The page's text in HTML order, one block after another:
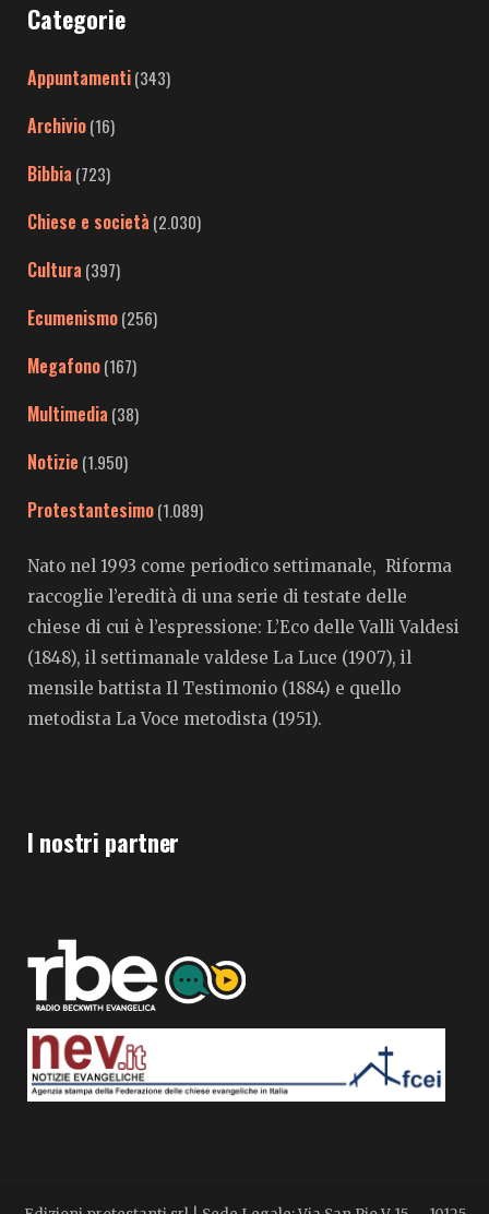
Categorie
Appuntamenti(343)
Archivio(16)
Bibbia (723)
Chiese e società (2.030)
Cultura (397)
Ecumenismo(256)
Megafono(167)
Multimedia (38)
Notizie (1.950)
Protestantesimo(1.089)
Nato nel 1993 come periodico settimanale, Riforma
raccoglie l’eredità di una serie di testate delle
chiese di cui è l’espressione: L’Eco delle Valli Valdesi
(1848), il settimanale valdese La Luce (1907), il
mensile battista Il Testimonio (1884) e quello
metodista La Voce metodista (1951).
I nostri partner